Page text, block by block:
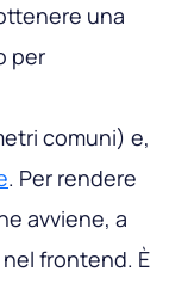
una
per
comuni) e,
. Per rendere
avviene, a
frontend. È